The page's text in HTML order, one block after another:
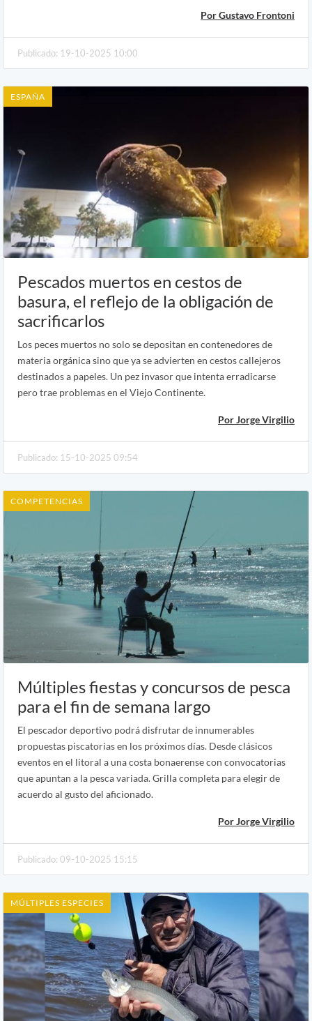
Por Gustavo Frontoni
Publicado: 19-10-2025 10:00
ESPAÑA
Pescados muertos en cestos de
basura, el reflejo de la obligación de
sacrificarlos
Los peces muertos no solo se depositan en contenedores de
materia orgánica sino que ya se advierten en cestos callejeros
destinados a papeles. Un pez invasor que intenta erradicarse
pero trae problemas en el Viejo Continente.
Por Jorge Virgilio
Publicado: 15-10-2025 09:54
COMPETENCIAS
Múltiples fiestas y concursos de pesca
para el fin de semana largo
El pescador deportivo podrá disfrutar de innumerables
propuestas piscatorias en los próximos días. Desde clásicos
eventos en el litoral a una costa bonaerense con convocatorias
que apuntan a la pesca variada. Grilla completa para elegir de
acuerdo al gusto del aficionado.
Por Jorge Virgilio
Publicado: 09-10-2025 15:15
MÚLTIPLES ESPECIES